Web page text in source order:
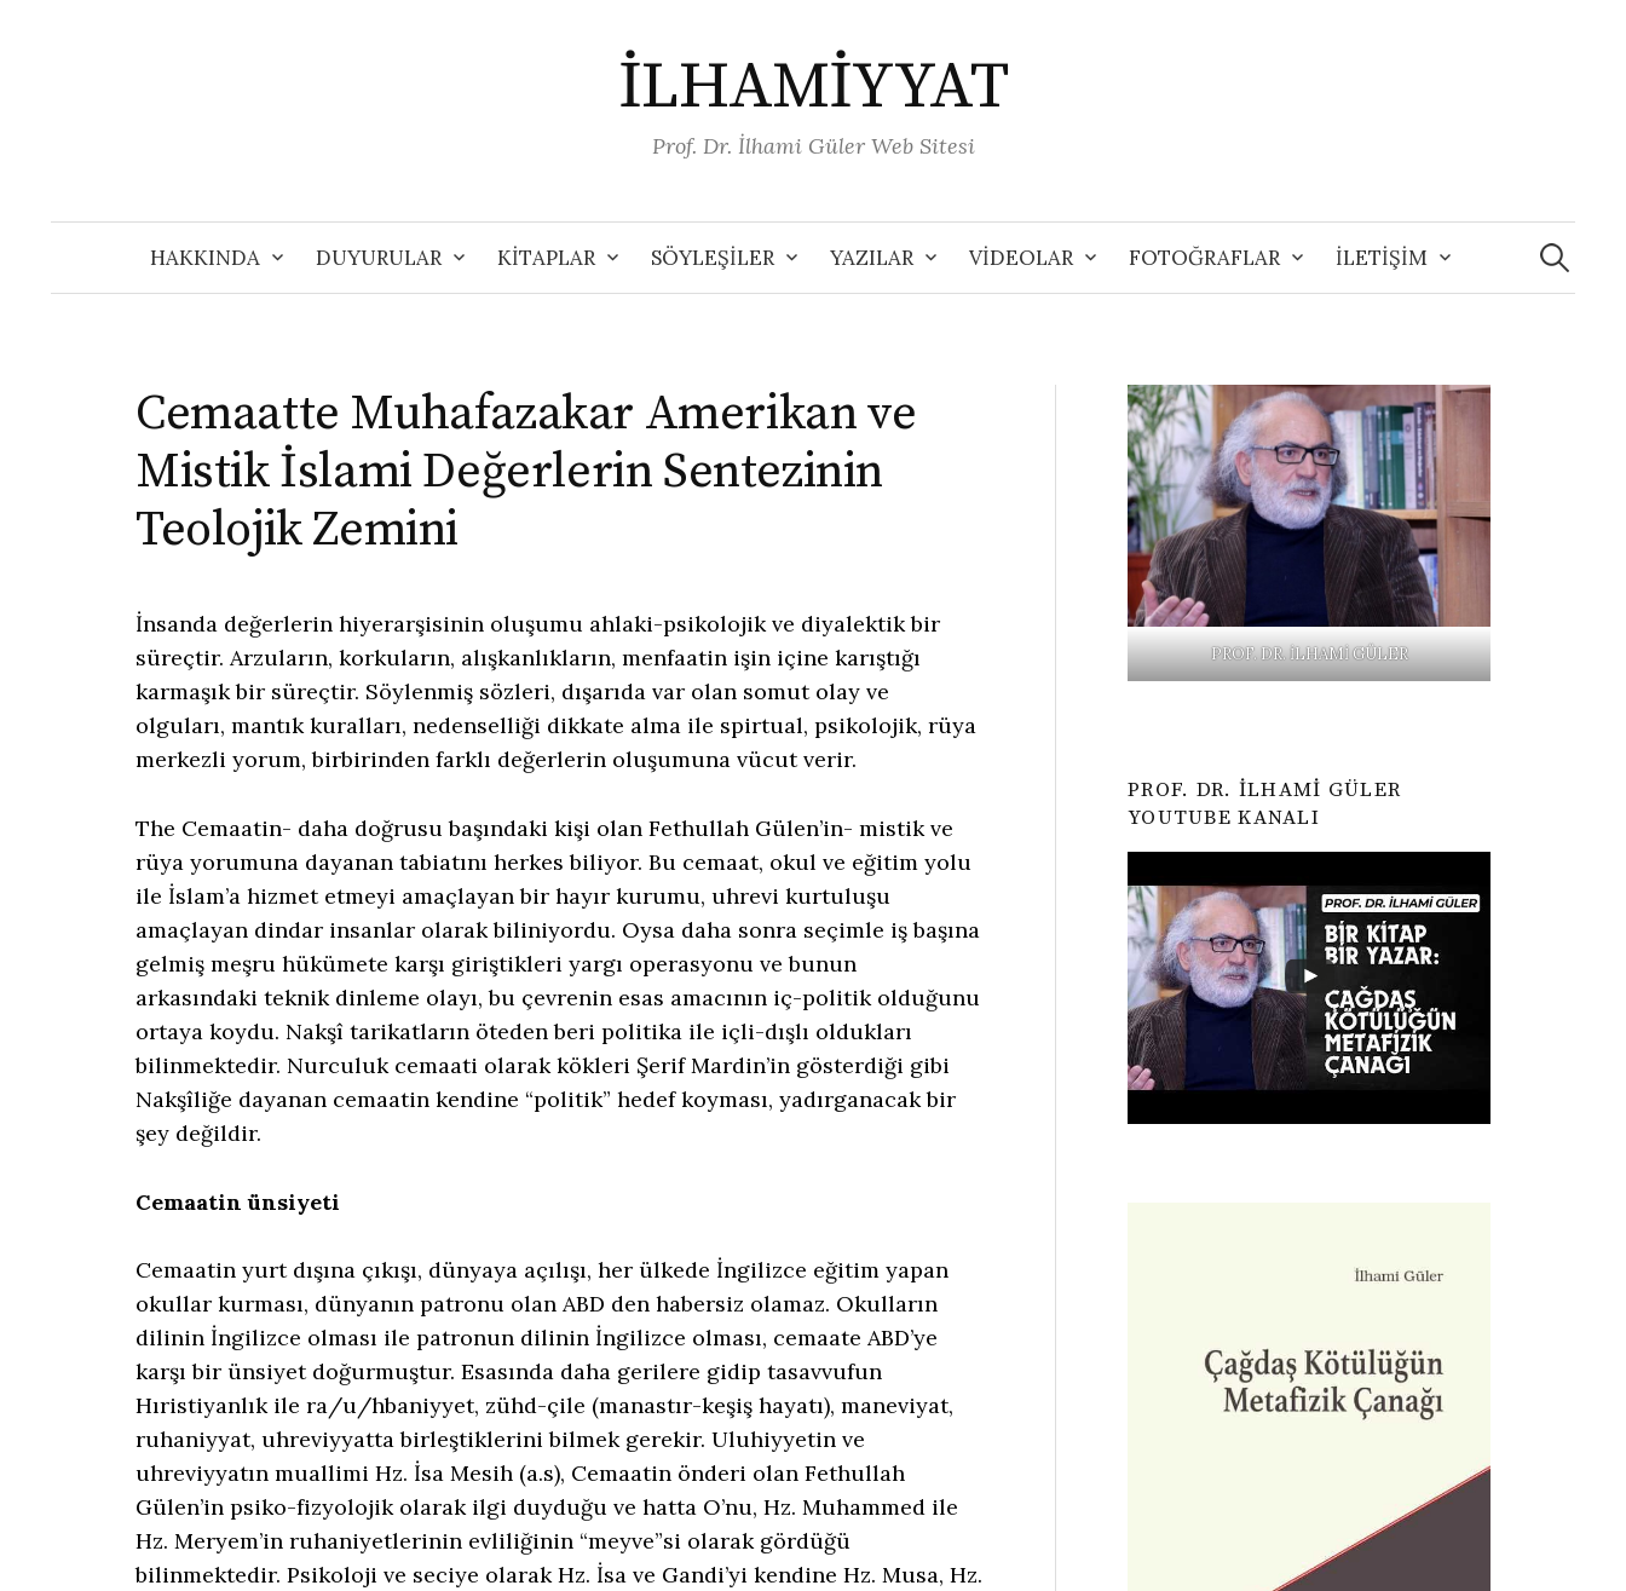
İLHAMİYYAT
Prof. Dr. İlhami Güler Web Sitesi
HAKKINDA DUYURULAR KİTAPLAR SÖYLEŞİLER YAZILAR VİDEOLAR FOTOĞRAFLAR İLETİŞİM
Arama:
Cemaatte Muhafazakar Amerikan ve
Mistik İslami Değerlerin Sentezinin
Teolojik Zemini
İnsanda değerlerin hiyerarşisinin oluşumu ahlaki-psikolojik ve diyalektik bir
süreçtir. Arzuların, korkuların, alışkanlıkların, menfaatin işin içine karıştığı
karmaşık bir süreçtir. Söylenmiş sözleri, dışarıda var olan somut olay ve
olguları, mantık kuralları, nedenselliği dikkate alma ile spirtual, psikolojik, rüya
merkezli yorum, birbirinden farklı değerlerin oluşumuna vücut verir.
The Cemaatin- daha doğrusu başındaki kişi olan Fethullah Gülen’in- mistik ve
rüya yorumuna dayanan tabiatını herkes biliyor. Bu cemaat, okul ve eğitim yolu
ile İslam’a hizmet etmeyi amaçlayan bir hayır kurumu, uhrevi kurtuluşu
amaçlayan dindar insanlar olarak biliniyordu. Oysa daha sonra seçimle iş başına
gelmiş meşru hükümete karşı giriştikleri yargı operasyonu ve bunun
arkasındaki teknik dinleme olayı, bu çevrenin esas amacının iç-politik olduğunu
ortaya koydu. Nakşî tarikatların öteden beri politika ile içli-dışlı oldukları
bilinmektedir. Nurculuk cemaati olarak kökleri Şerif Mardin’in gösterdiği gibi
Nakşîliğe dayanan cemaatin kendine “politik” hedef koyması, yadırganacak bir
şey değildir.
Cemaatin ünsiyeti
Cemaatin yurt dışına çıkışı, dünyaya açılışı, her ülkede İngilizce eğitim yapan
okullar kurması, dünyanın patronu olan ABD den habersiz olamaz. Okulların
dilinin İngilizce olması ile patronun dilinin İngilizce olması, cemaate ABD’ye
karşı bir ünsiyet doğurmuştur. Esasında daha gerilere gidip tasavvufun
Hıristiyanlık ile ra/u/hbaniyyet, zühd-çile (manastır-keşiş hayatı), maneviyat,
ruhaniyyat, uhreviyyatta birleştiklerini bilmek gerekir. Uluhiyyetin ve
uhreviyyatın muallimi Hz. İsa Mesih (a.s), Cemaatin önderi olan Fethullah
Gülen’in psiko-fizyolojik olarak ilgi duyduğu ve hatta O’nu, Hz. Muhammed ile
Hz. Meryem’in ruhaniyetlerinin evliliğinin “meyve”si olarak gördüğü
bilinmektedir. Psikoloji ve seciye olarak Hz. İsa ve Gandi’yi kendine Hz. Musa, Hz.
PROF. DR. İLHAMİ GÜLER
PROF. DR. İLHAMI GÜLER
YOUTUBE KANALI